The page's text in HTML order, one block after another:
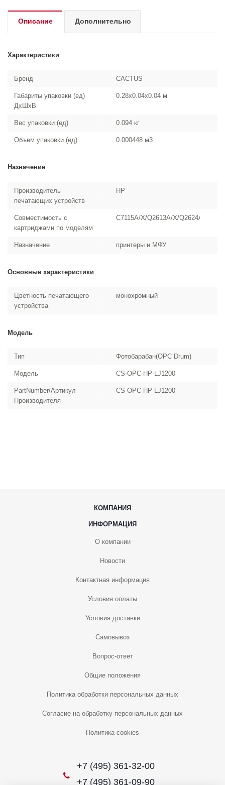
Описание Дополнительно
Характеристики
Бренд CACTUS
Габариты упаковки (ед)
ДхШхВ
0.28x0.04x0.04 м
Вес упаковки (ед) 0.094 кг
Объем упаковки (ед) 0.000448 м3
Назначение
Производитель
печатающих устройств
HP
Совместимость с
картриджами по моделям
C7115A/X/Q2613A/X/Q2624A/X
Назначение принтеры и МФУ
Основные характеристики
Цветность печатающего
устройства
монохромный
Модель
Тип Фотобарабан(OPC Drum)
Модель CS-OPC-HP-LJ1200
PartNumber/Артикул
Производителя
CS-OPC-HP-LJ1200
КОМПАНИЯ
ИНФОРМАЦИЯ
О компании
Новости
Контактная информация
Условия оплаты
Условия доставки
Самовывоз
Вопрос-ответ
Общие положения
Политика обработки персональных данных
Согласие на обработку персональных данных
Политика cookies
+7 (495) 361-32-00
+7 (495) 361-09-90